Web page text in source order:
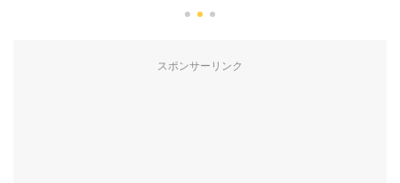
スポンサーリンク